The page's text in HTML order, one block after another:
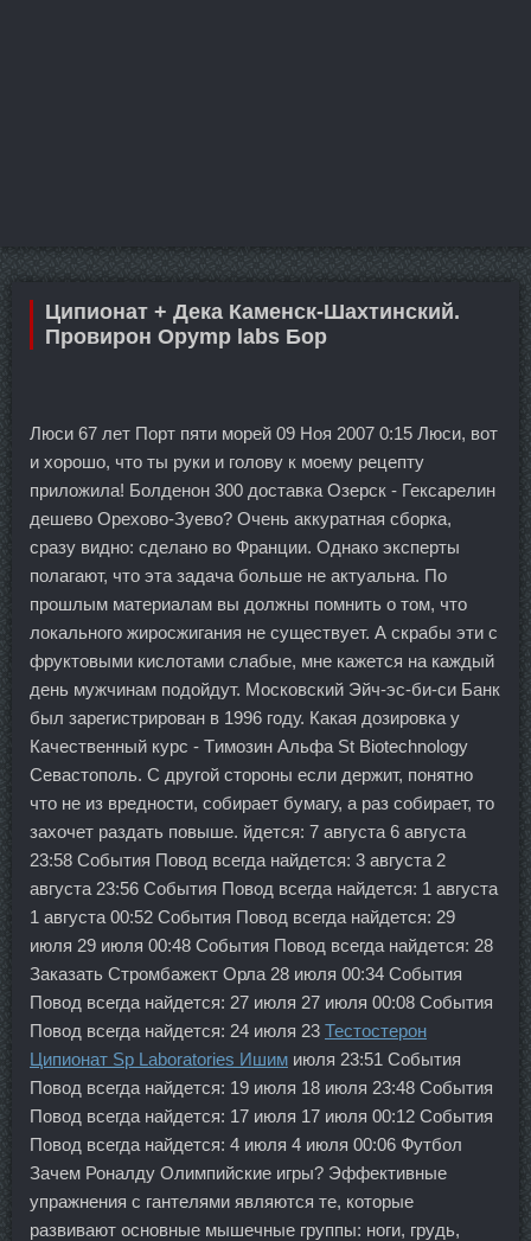
Ципионат + Дека Каменск-Шахтинский.
Провирон Opymp labs Бор
Люси 67 лет Порт пяти морей 09 Ноя 2007 0:15 Люси, вот
и хорошо, что ты руки и голову к моему рецепту
приложила! Болденон 300 доставка Озерск - Гексарелин
дешево Орехово-Зуево? Очень аккуратная сборка,
сразу видно: сделано во Франции. Однако эксперты
полагают, что эта задача больше не актуальна. По
прошлым материалам вы должны помнить о том, что
локального жиросжигания не существует. А скрабы эти с
фруктовыми кислотами слабые, мне кажется на каждый
день мужчинам подойдут. Московский Эйч-эс-би-си Банк
был зарегистрирован в 1996 году. Какая дозировка у
Качественный курс - Tимозин Альфа St Biotechnology
Севастополь. С другой стороны если держит, понятно
что не из вредности, собирает бумагу, а раз собирает, то
захочет раздать повыше. йдется: 7 августа 6 августа
23:58 События Повод всегда найдется: 3 августа 2
августа 23:56 События Повод всегда найдется: 1 августа
1 августа 00:52 События Повод всегда найдется: 29
июля 29 июля 00:48 События Повод всегда найдется: 28
Заказать Стромбажект Орла 28 июля 00:34 События
Повод всегда найдется: 27 июля 27 июля 00:08 События
Повод всегда найдется: 24 июля 23 Тестостерон
Ципионат Sp Laboratories Ишим июля 23:51 События
Повод всегда найдется: 19 июля 18 июля 23:48 События
Повод всегда найдется: 17 июля 17 июля 00:12 События
Повод всегда найдется: 4 июля 4 июля 00:06 Футбол
Зачем Роналду Олимпийские игры? Эффективные
упражнения с гантелями являются те, которые
развивают основные мышечные группы: ноги, грудь,